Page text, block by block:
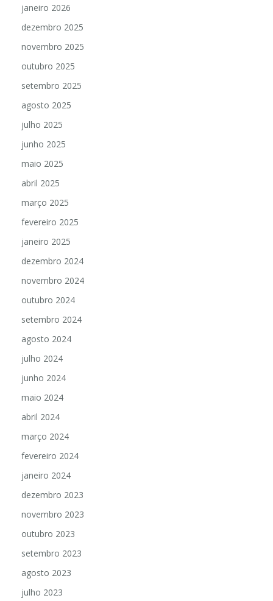
janeiro 2026
dezembro 2025
novembro 2025
outubro 2025
setembro 2025
agosto 2025
julho 2025
junho 2025
maio 2025
abril 2025
março 2025
fevereiro 2025
janeiro 2025
dezembro 2024
novembro 2024
outubro 2024
setembro 2024
agosto 2024
julho 2024
junho 2024
maio 2024
abril 2024
março 2024
fevereiro 2024
janeiro 2024
dezembro 2023
novembro 2023
outubro 2023
setembro 2023
agosto 2023
julho 2023